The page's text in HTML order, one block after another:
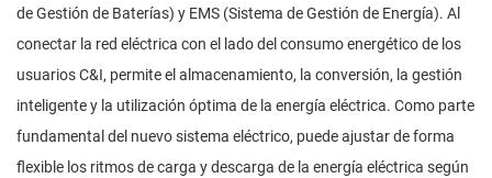
de Gestión de Baterías) y EMS (Sistema de Gestión de Energía). Al
conectar la red eléctrica con el lado del consumo energético de los
usuarios C&I, permite el almacenamiento, la conversión, la gestión
inteligente y la utilización óptima de la energía eléctrica. Como parte
fundamental del nuevo sistema eléctrico, puede ajustar de forma
flexible los ritmos de carga y descarga de la energía eléctrica según